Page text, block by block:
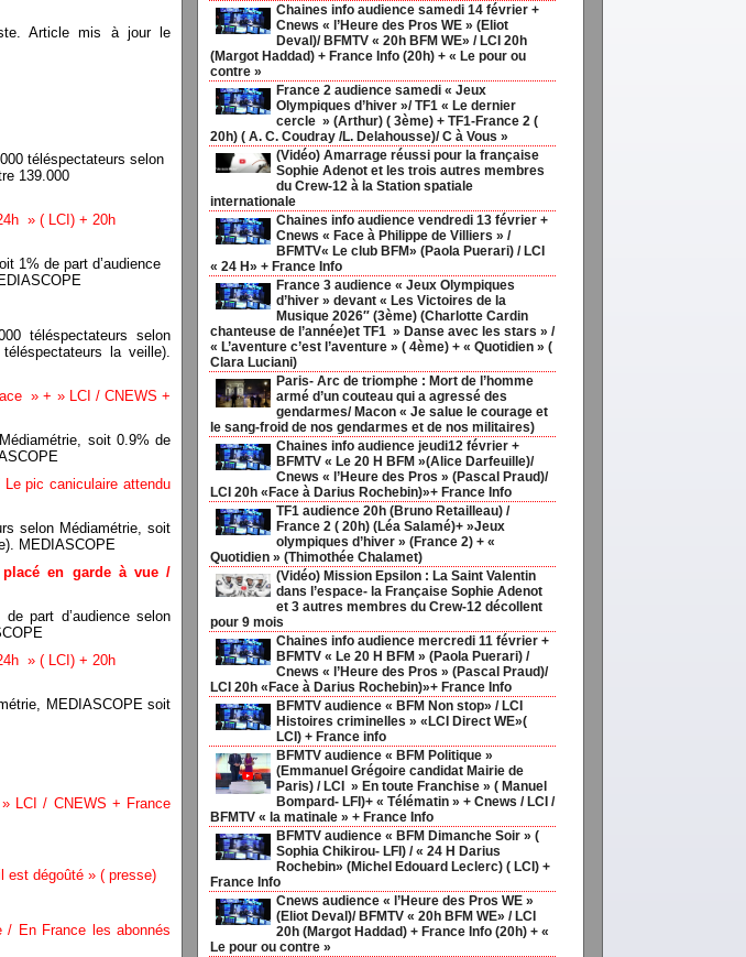
Article mis à jour le
téléspectateurs selon
139.000
» ( LCI) + 20h
1% de part d’audience
téléspectateurs selon
la veille).
» + » LCI / CNEWS +
soit 0.9% de
pic caniculaire attendu
selon Médiamétrie, soit
MEDIASCOPE
placé en garde à vue /
part d’audience selon
» ( LCI) + 20h
MEDIASCOPE soit
LCI / CNEWS + France
est dégoûté » ( presse)
En France les abonnés
Chaines info audience samedi 14 février +
Cnews « l’Heure des Pros WE » (Eliot
Deval)/ BFMTV « 20h BFM WE» / LCI 20h
(Margot Haddad) + France Info (20h) + « Le pour ou
contre »
France 2 audience samedi « Jeux
Olympiques d’hiver »/ TF1 « Le dernier
cercle » (Arthur) ( 3ème) + TF1-France 2 (
20h) ( A. C. Coudray /L. Delahousse)/ C à Vous »
(Vidéo) Amarrage réussi pour la française
Sophie Adenot et les trois autres membres
du Crew-12 à la Station spatiale
internationale
Chaines info audience vendredi 13 février +
Cnews « Face à Philippe de Villiers » /
BFMTV« Le club BFM» (Paola Puerari) / LCI
« 24 H» + France Info
France 3 audience « Jeux Olympiques
d’hiver » devant « Les Victoires de la
Musique 2026″ (3ème) (Charlotte Cardin
chanteuse de l’année)et TF1 » Danse avec les stars » /
« L’aventure c’est l’aventure » ( 4ème) + « Quotidien » (
Clara Luciani)
Paris- Arc de triomphe : Mort de l’homme
armé d’un couteau qui a agressé des
gendarmes/ Macon « Je salue le courage et
le sang-froid de nos gendarmes et de nos militaires)
Chaines info audience jeudi12 février +
BFMTV « Le 20 H BFM »(Alice Darfeuille)/
Cnews « l’Heure des Pros » (Pascal Praud)/
LCI 20h «Face à Darius Rochebin)»+ France Info
TF1 audience 20h (Bruno Retailleau) /
France 2 ( 20h) (Léa Salamé)+ »Jeux
olympiques d’hiver » (France 2) + «
Quotidien » (Thimothée Chalamet)
(Vidéo) Mission Epsilon : La Saint Valentin
dans l’espace- la Française Sophie Adenot
et 3 autres membres du Crew-12 décollent
pour 9 mois
Chaines info audience mercredi 11 février +
BFMTV « Le 20 H BFM » (Paola Puerari) /
Cnews « l’Heure des Pros » (Pascal Praud)/
LCI 20h «Face à Darius Rochebin)»+ France Info
BFMTV audience « BFM Non stop» / LCI
Histoires criminelles » «LCI Direct WE»(
LCI) + France info
BFMTV audience « BFM Politique »
(Emmanuel Grégoire candidat Mairie de
Paris) / LCI » En toute Franchise » ( Manuel
Bompard- LFI)+ « Télématin » + Cnews / LCI /
BFMTV « la matinale » + France Info
BFMTV audience « BFM Dimanche Soir » (
Sophia Chikirou- LFI) / « 24 H Darius
Rochebin» (Michel Edouard Leclerc) ( LCI) +
France Info
Cnews audience « l’Heure des Pros WE »
(Eliot Deval)/ BFMTV « 20h BFM WE» / LCI
20h (Margot Haddad) + France Info (20h) + «
Le pour ou contre »